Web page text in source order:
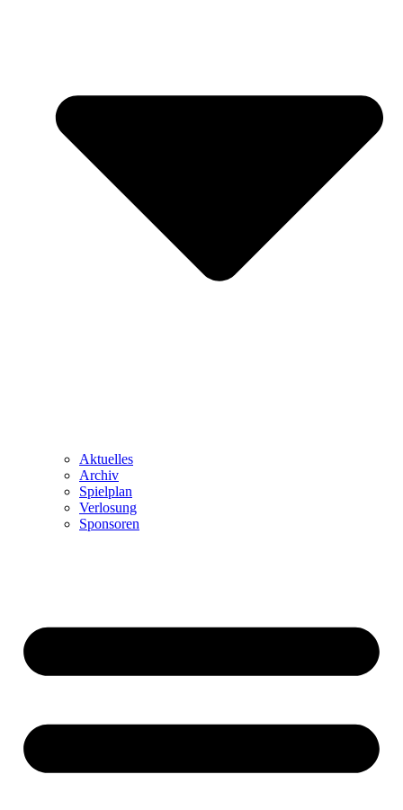
Aktuelles
Archiv
Spielplan
Verlosung
Sponsoren